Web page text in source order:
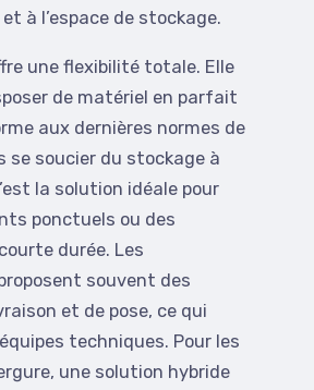
à l’espace de stockage.
une flexibilité totale. Elle
de matériel en parfait
aux dernières normes de
se soucier du stockage à
la solution idéale pour
ponctuels ou des
durée. Les
souvent des
et de pose, ce qui
techniques. Pour les
une solution hybride